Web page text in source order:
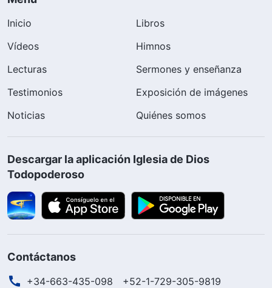
Inicio
Libros
Vídeos
Himnos
Lecturas
Sermones y enseñanza
Testimonios
Exposición de imágenes
Noticias
Quiénes somos
Descargar la aplicación Iglesia de Dios
Todopoderoso
Contáctanos
+34-663-435-098
+52-1-729-305-9819